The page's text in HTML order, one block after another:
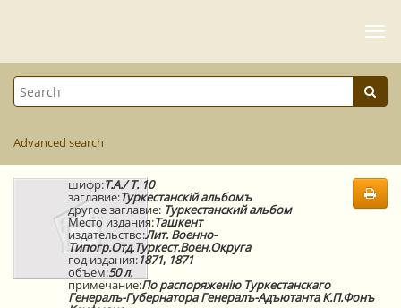
Advanced search
шифр:Т.А./ Т. 10
заглавие:Туркестанскій альбомъ
другое заглавие: Туркестанский альбом
Место издания:Ташкент
издательство:Лит. Военно-
Типогр.Отд.Туркест.Воен.Округа
год издания:1871, 1871
объем:50 л.
примечание:По распоряженію Туркестанскаго
Генералъ-Губернатора Генералъ-Адъютанта К.П.Фонъ